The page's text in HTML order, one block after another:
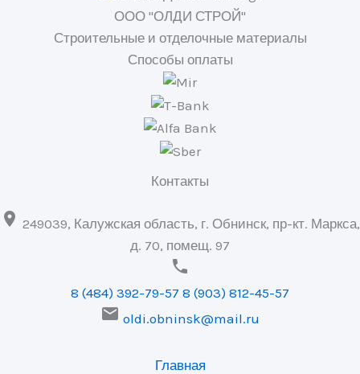
ООО "ОЛДИ СТРОЙ"
Строительные и отделочные материалы
Способы оплаты
Контакты
 249039, Калужская область, г. Обнинск, пр-кт. Маркса,
д. 70, помещ. 97

8 (484) 392-79-57 8 (903) 812-45-57
 oldi.obninsk@mail.ru
Главная